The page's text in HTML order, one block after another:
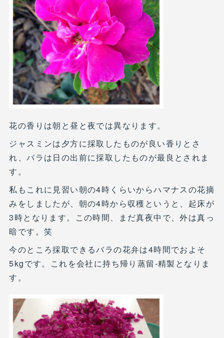
花の香りは朝と昼と夜では異なります。
ジャスミンは夕方に採取したものが良い香りとさ
れ、バラは日の出前に採取したものが最良とされま
す。
私もこれに見習い朝の4時くらいからハマナスの花摘
みをしましたが、朝の4時から収穫というと、起床が
3時となります。この時間、まだ真夜中で、外は真っ
暗です。笑
今のところ採取できるバラの花弁は4時間でおよそ
5kgです。これを会社に持ち帰り蒸留-精製となりま
す。